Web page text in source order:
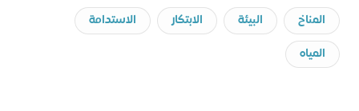
المناخ البيئة الابتكار الاستدامة
المياه